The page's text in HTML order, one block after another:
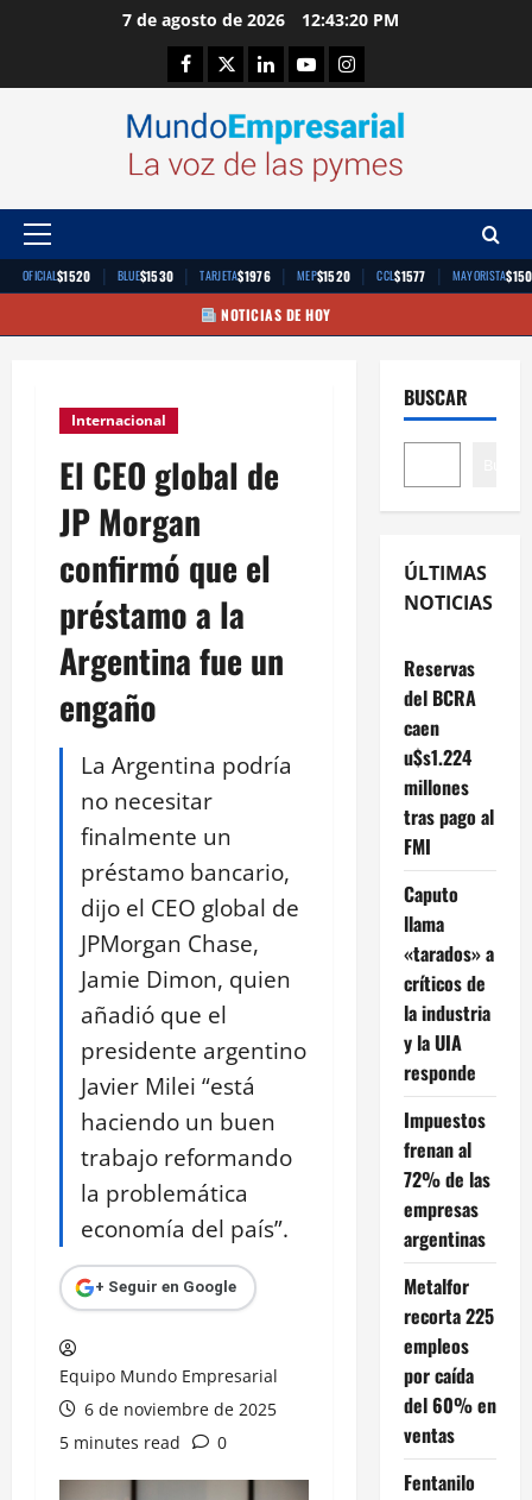
7 de agosto de 2026 12:43:21 PM
Facebook
TwitterLinkedinYoutubeInstagram
Menú
principal
OFICIAL$1520 | BLUE$1530 | TARJETA$1976 | MEP$1520 | CCL$1577 | MAYORISTA
NOTICIAS DE HOY
Internacional
El CEO global de
JP Morgan
confirmó que el
préstamo a la
Argentina fue un
engaño
La Argentina podría
no necesitar
finalmente un
préstamo bancario,
dijo el CEO global de
JPMorgan Chase,
Jamie Dimon, quien
añadió que el
presidente argentino
Javier Milei “está
haciendo un buen
trabajo reformando
la problemática
economía del país”.
+ Seguir en Google
Equipo Mundo Empresarial
6 de noviembre de 2025
5 minutes read
0
BUSCAR
ÚLTIMAS
NOTICIAS
Reservas
del BCRA
caen
u$s1.224
millones
tras pago al
FMI
Caputo
llama
«tarados» a
críticos de
la industria
y la UIA
responde
Impuestos
frenan al
72% de las
empresas
argentinas
Metalfor
recorta 225
empleos
por caída
del 60% en
ventas
Fentanilo